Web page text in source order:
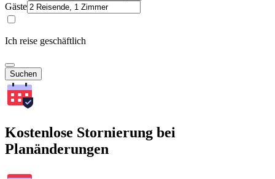
Gäste
Ich reise geschäftlich
Suchen
Kostenlose Stornierung bei
Planänderungen